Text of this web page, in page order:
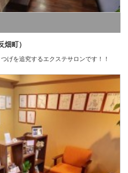
町）
げを追究するエクステサロンです！！